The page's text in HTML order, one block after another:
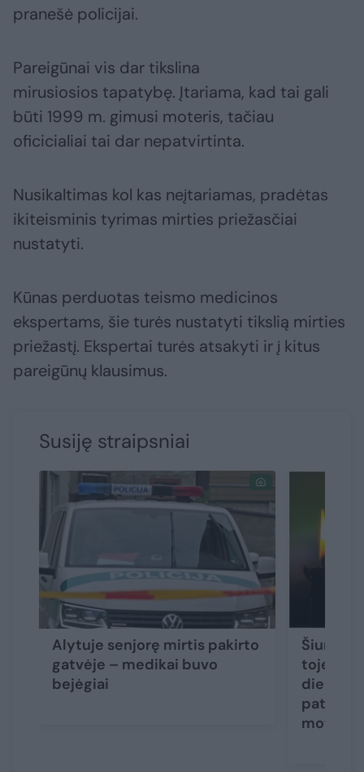
pranešė policijai.
Pareigūnai vis dar tikslina
mirusiosios tapatybę. Įtariama, kad tai gali
būti 1999 m. gimusi moteris, tačiau
oficicialiai tai dar nepatvirtinta.
Nusikaltimas kol kas neįtariamas, pradėtas
ikiteisminis tyrimas mirties priežasčiai
nustatyti.
Kūnas perduotas teismo medicinos
ekspertams, šie turės nustatyti tikslią mirties
priežastį. Ekspertai turės atsakyti ir į kitus
pareigūnų klausimus.
Susiję straipsniai
Alytuje senjorę mirtis pakirto
gatvėje – medikai buvo
bejėgiai
Šiurpūs
toje
dieną
paties
moterys